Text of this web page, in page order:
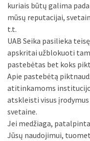
kuriais būtų galima
mūsų reputacijai,
t.t.
UAB Seika pasilieka
apskritai užblokuoti
pastebėtas bet koks
Apie pastebėtą
atitinkamoms
atskleisti visus
svetaine.
Jei medžiaga,
Jūsų naudojimui,